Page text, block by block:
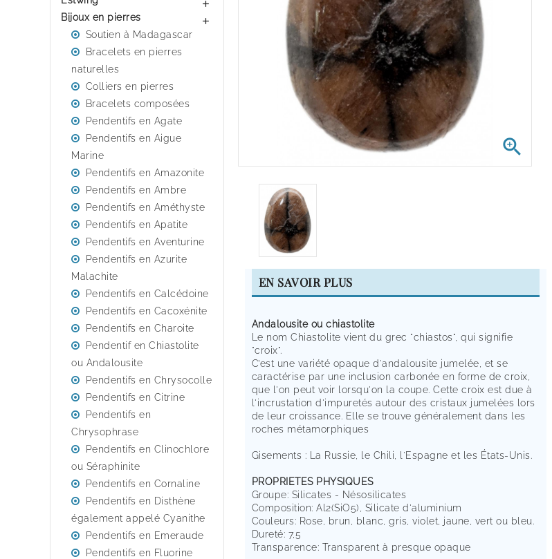

Bijoux en pierres 
Soutien à Madagascar
Bracelets en pierres
naturelles
Colliers en pierres
Bracelets composées
Pendentifs en Agate
Pendentifs en Aigue
Marine
Pendentifs en Amazonite
Pendentifs en Ambre
Pendentifs en Améthyste
Pendentifs en Apatite
Pendentifs en Aventurine
Pendentifs en Azurite
Malachite
Pendentifs en Calcédoine
Pendentifs en Cacoxénite
Pendentifs en Charoite
Pendentif en Chiastolite
ou Andalousite
Pendentifs en Chrysocolle
Pendentifs en Citrine
Pendentifs en
Chrysophrase
Pendentifs en Clinochlore
ou Séraphinite
Pendentifs en Cornaline
Pendentifs en Disthène
également appelé Cyanithe
Pendentifs en Emeraude
Pendentifs en Fluorine

EN SAVOIR PLUS
Andalousite ou chiastolite
Le nom Chiastolite vient du grec "chiastos", qui signifie
"croix".
C’est une variété opaque d'andalousite jumelée, et se
caractérise par une inclusion carbonée en forme de croix,
que l'on peut voir lorsqu'on la coupe. Cette croix est due à
l'incrustation d'impuretés autour des cristaux jumelées lors
de leur croissance. Elle se trouve généralement dans les
roches métamorphiques
Gisements : La Russie, le Chili, l'Espagne et les États-Unis.
PROPRIETES PHYSIQUES
Groupe: Silicates - Nésosilicates
Composition: Al2(SiO5), Silicate d'aluminium
Couleurs: Rose, brun, blanc, gris, violet, jaune, vert ou bleu.
Dureté: 7,5
Transparence: Transparent à presque opaque